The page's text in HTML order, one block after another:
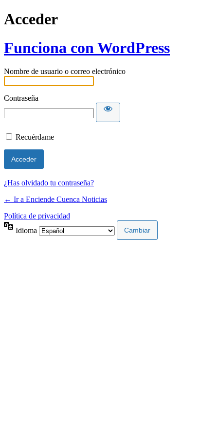
Acceder
Funciona con WordPress
Nombre de usuario o correo electrónico
Contraseña
Recuérdame
¿Has olvidado tu contraseña?
← Ir a Enciende Cuenca Noticias
Política de privacidad
Idioma